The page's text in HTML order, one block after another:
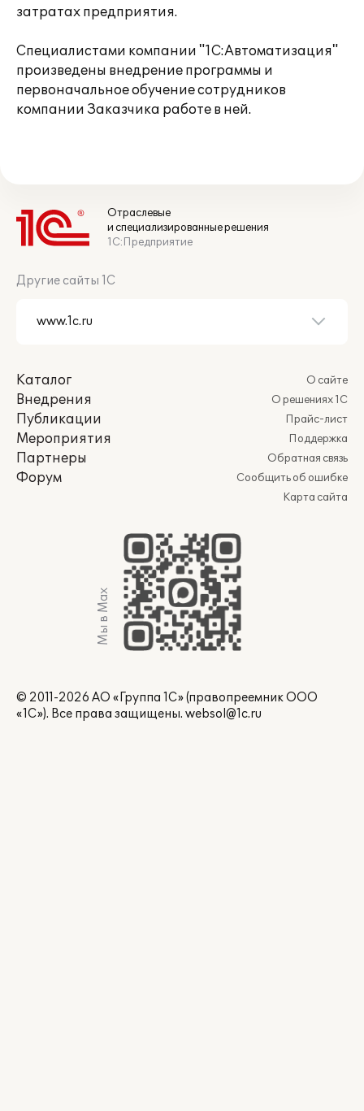
затратах предприятия.
Специалистами компании "1С:Автоматизация"
произведены внедрение программы и
первоначальное обучение сотрудников
компании Заказчика работе в ней.
Отраслевые
и специализированные решения
1С:Предприятие
Другие сайты 1С
Каталог
Внедрения
Публикации
Мероприятия
Партнеры
Форум
О сайте
О решениях 1С
Прайс-лист
Поддержка
Обратная связь
Сообщить об ошибке
Карта сайта
Мы в Max
© 2011-2026 АО «Группа 1С» (правопреемник ООО
«1С»). Все права защищены. websol@1c.ru